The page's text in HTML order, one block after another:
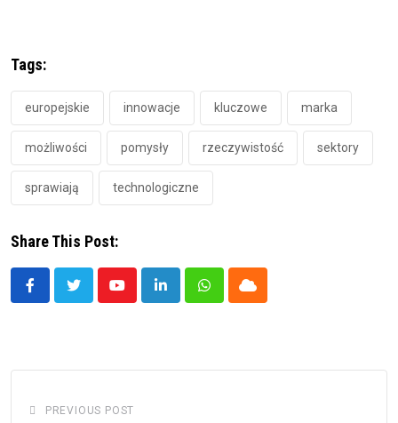
Tags:
europejskie innowacje kluczowe marka
możliwości pomysły rzeczywistość sektory
sprawiają technologiczne
Share This Post:
YoutubeLinkedInWhatsappCloud
PREVIOUS POST